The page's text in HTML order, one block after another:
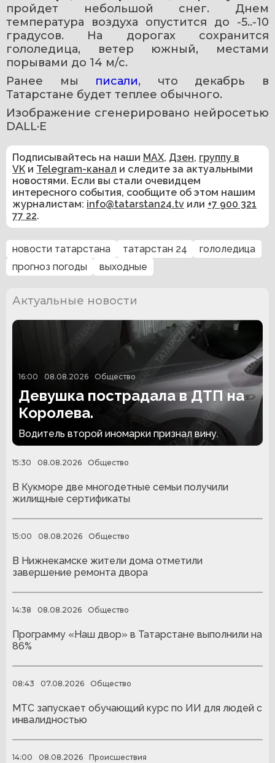
пройдет небольшой снег. Днем
температура воздуха опустится до -5..-10
градусов. На дорогах сохранится
гололедица, ветер южный, местами
порывами до 14 м/с.
Ранее мы писали, что декабрь в
Татарстане будет теплее обычного.
Изображение сгенерировано нейросетью
DALL·E
Подписывайтесь на наши MAX, Дзен, группу в
VK и Telegram-канал и следите за актуальными
новостями. Если вы стали очевидцем
интересного события, сообщите об этом нашим
журналистам: info@tatarstan24.tv или +7 900 321
77 22.
новости татарстана татарстан 24
гололедица
прогноз погоды
выходные
Актуальные новости
16:00 08.08.2026 Общество
Девушка пострадала в ДТП на
Королева.
Водитель второй иномарки признал вину.
15:30 08.08.2026 Общество
В Кукморе две многодетные семьи получили
жилищные сертификаты
15:00 08.08.2026 Общество
В Нижнекамске жители дома отметили
завершение ремонта двора
14:38 08.08.2026 Общество
Программу «Наш двор» в Татарстане выполнили на
86%
08:43 07.08.2026 Общество
МТС запускает обучающий курс по ИИ для людей с
инвалидностью
14:00 08.08.2026 Происшествия